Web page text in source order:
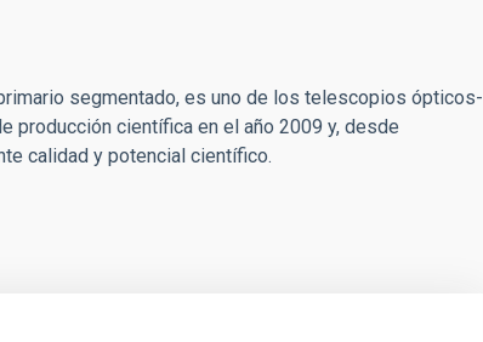
segmentado, es uno de los telescopios ópticos-
producción científica en el año 2009 y, desde
calidad y potencial científico.